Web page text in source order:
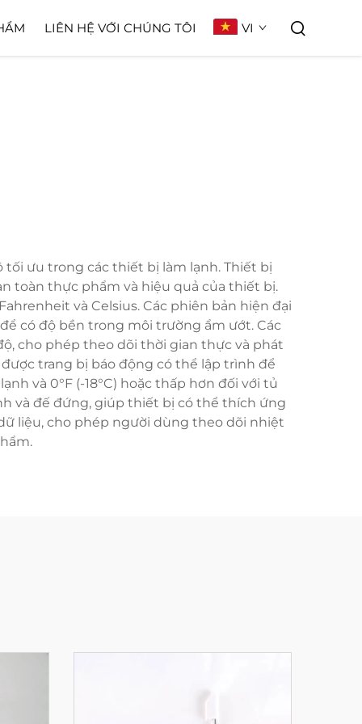
LIÊN HỆ VỚI CHÚNG TÔI VI
ưu trong các thiết bị làm lạnh. Thiết bị
toàn thực phẩm và hiệu quả của thiết bị.
và Celsius. Các phiên bản hiện đại
có độ bền trong môi trường ẩm ướt. Các
cho phép theo dõi thời gian thực và phát
trang bị báo động có thể lập trình để
và 0°F (-18°C) hoặc thấp hơn đối với tủ
và đế đứng, giúp thiết bị có thể thích ứng
liệu, cho phép người dùng theo dõi nhiệt